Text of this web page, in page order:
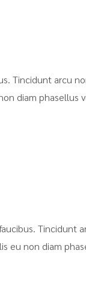
Tincidunt arcu
diam phasellus
non diam